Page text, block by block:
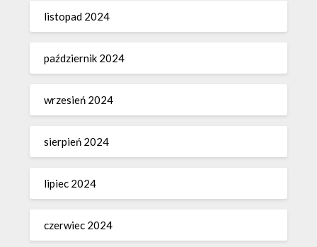
listopad 2024
październik 2024
wrzesień 2024
sierpień 2024
lipiec 2024
czerwiec 2024